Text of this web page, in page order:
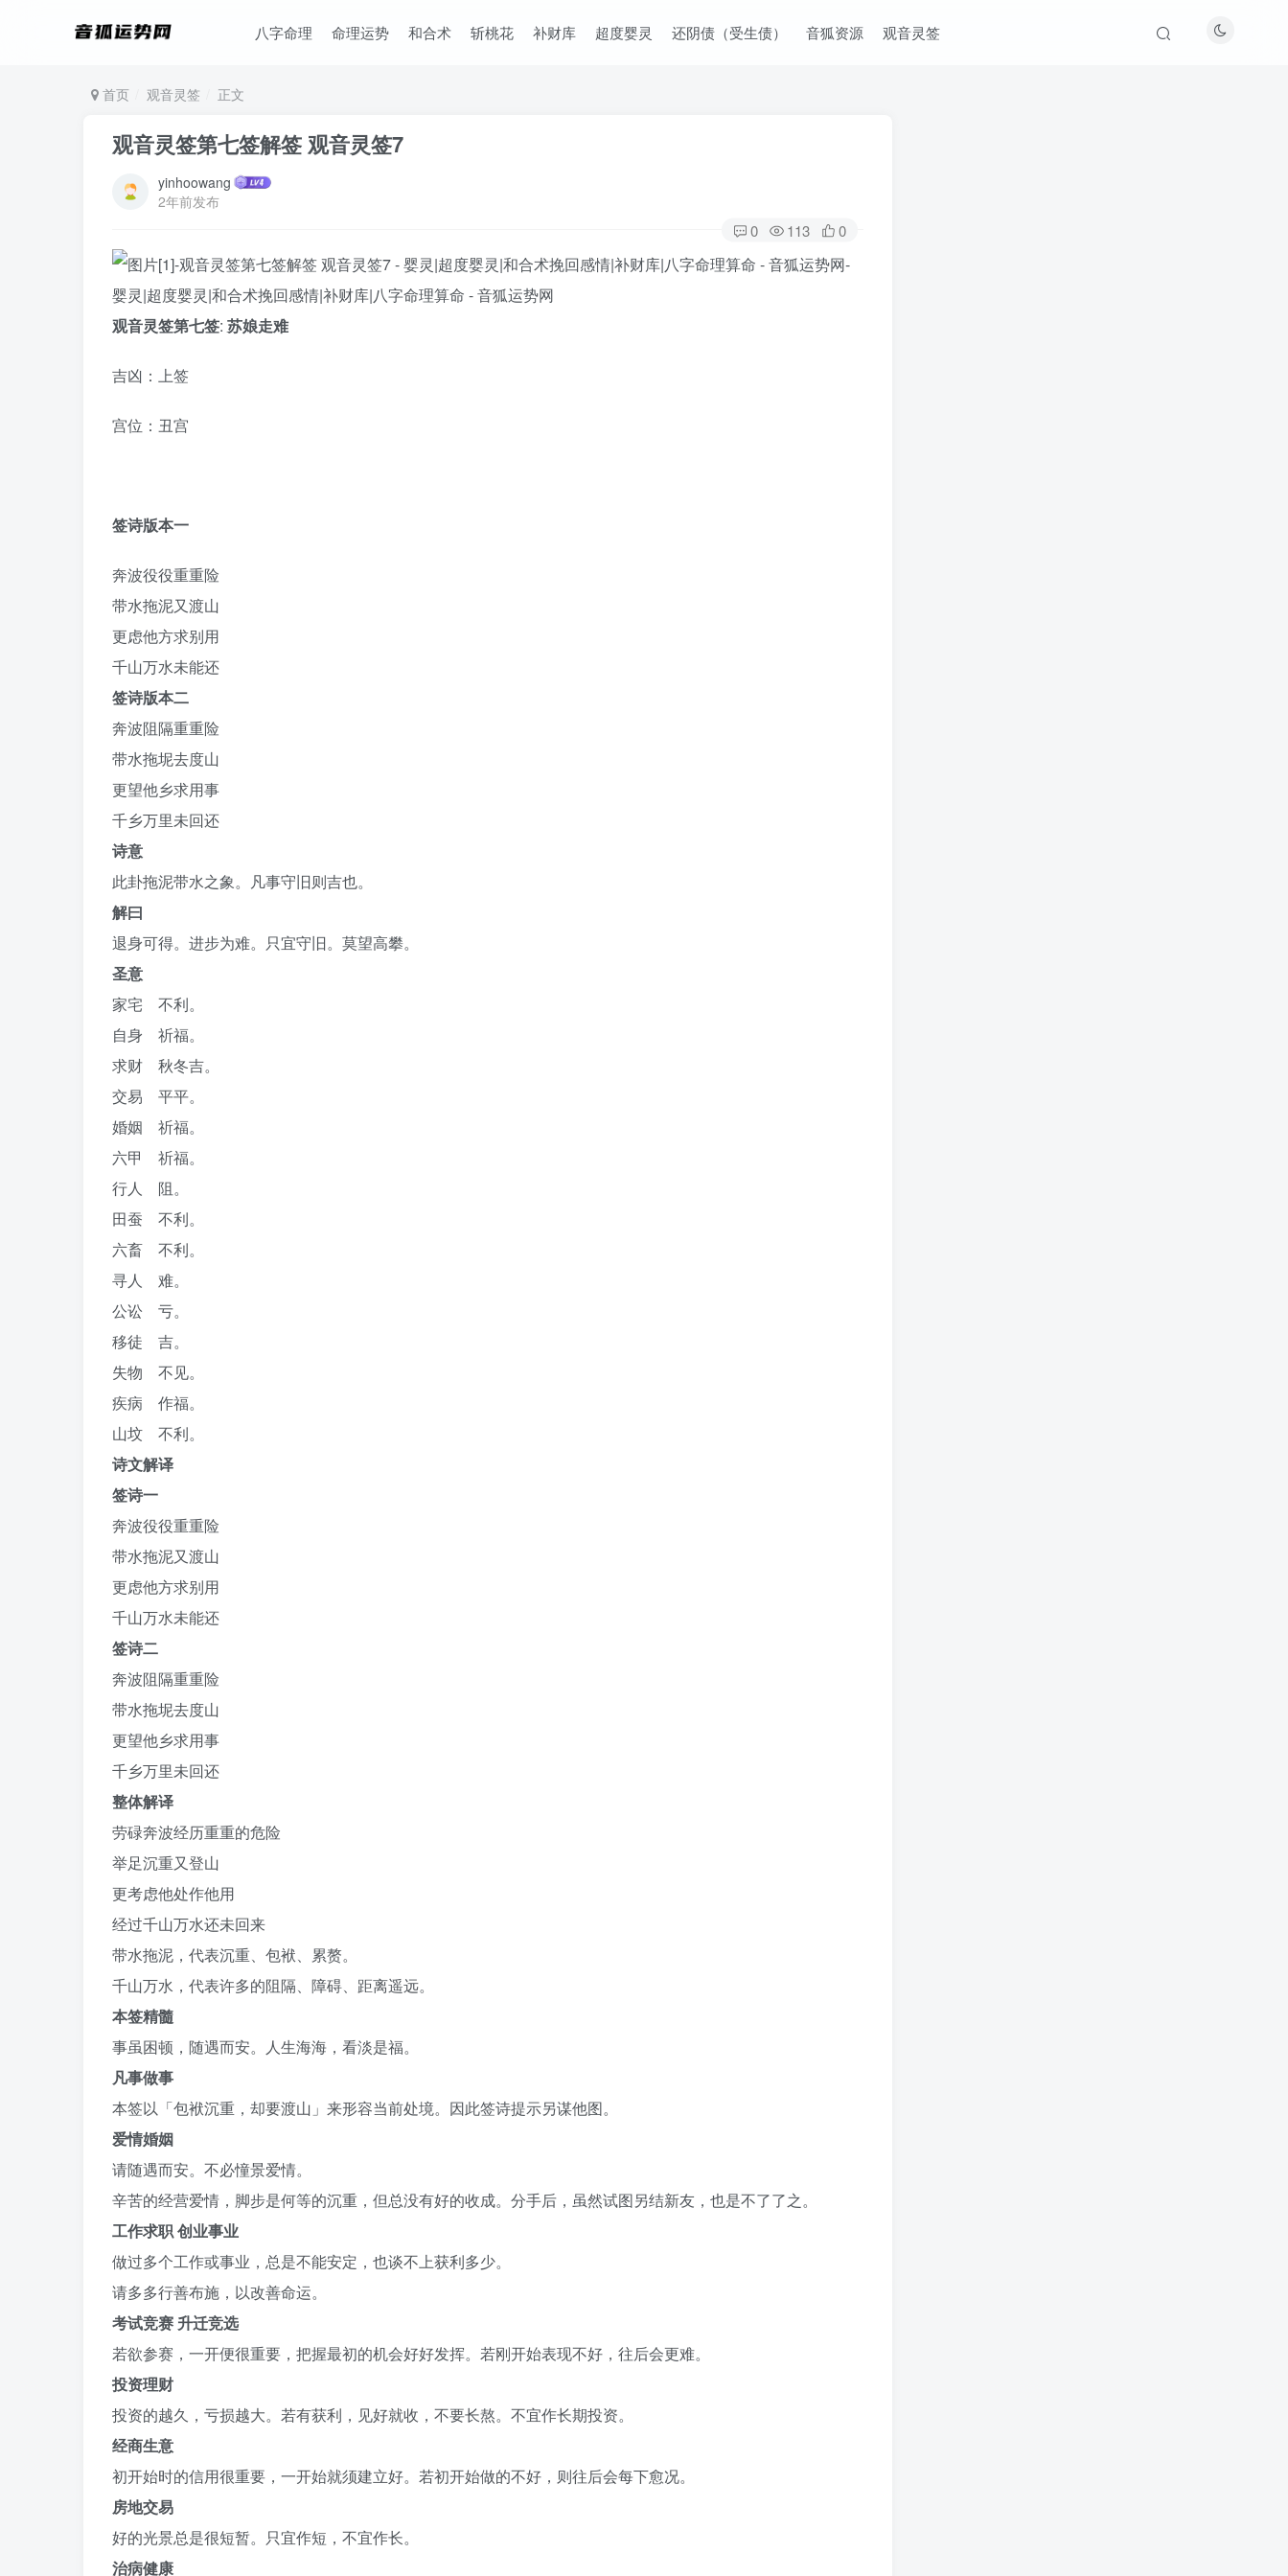
八字命理 命理运势 和合术 斩桃花 补财库 超度婴灵 还阴债（受生债） 音狐资源 观音灵签
首页 观音灵签 正文
观音灵签第七签解签 观音灵签7
yinhoowang
2年前发布
0 113 0
观音灵签第七签: 苏娘走难
吉凶：上签
宫位：丑宫
签诗版本一
奔波役役重重险
带水拖泥又渡山
更虑他方求别用
千山万水未能还
签诗版本二
奔波阻隔重重险
带水拖坭去度山
更望他乡求用事
千乡万里未回还
诗意
此卦拖泥带水之象。凡事守旧则吉也。
解曰
退身可得。进步为难。只宜守旧。莫望高攀。
圣意
家宅 不利。
自身 祈福。
求财 秋冬吉。
交易 平平。
婚姻 祈福。
六甲 祈福。
行人 阻。
田蚕 不利。
六畜 不利。
寻人 难。
公讼 亏。
移徒 吉。
失物 不见。
疾病 作福。
山坟 不利。
诗文解译
签诗一
奔波役役重重险
带水拖泥又渡山
更虑他方求别用
千山万水未能还
签诗二
奔波阻隔重重险
带水拖坭去度山
更望他乡求用事
千乡万里未回还
整体解译
劳碌奔波经历重重的危险
举足沉重又登山
更考虑他处作他用
经过千山万水还未回来
带水拖泥，代表沉重、包袱、累赘。
千山万水，代表许多的阻隔、障碍、距离遥远。
本签精髓
事虽困顿，随遇而安。人生海海，看淡是福。
凡事做事
本签以「包袱沉重，却要渡山」来形容当前处境。因此签诗提示另谋他图。
爱情婚姻
请随遇而安。不必憧景爱情。
辛苦的经营爱情，脚步是何等的沉重，但总没有好的收成。分手后，虽然试图另结新友，也是不了了之。
工作求职 创业事业
做过多个工作或事业，总是不能安定，也谈不上获利多少。
请多多行善布施，以改善命运。
考试竞赛 升迁竞选
若欲参赛，一开便很重要，把握最初的机会好好发挥。若刚开始表现不好，往后会更难。
投资理财
投资的越久，亏损越大。若有获利，见好就收，不要长熬。不宜作长期投资。
经商生意
初开始时的信用很重要，一开始就须建立好。若初开始做的不好，则往后会每下愈况。
房地交易
好的光景总是很短暂。只宜作短，不宜作长。
治病健康